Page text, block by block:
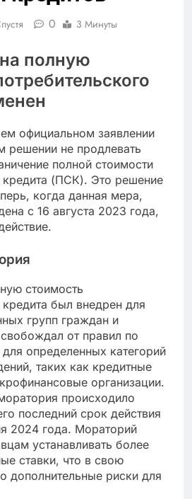
0 3 Минуты
полную
официальном заявлении
не продлевать
полной стоимости
кредита (ПСК). Это решение
когда данная мера,
с 16 августа 2023 года,
стоимость
кредита был внедрен для
групп граждан и
от правил по
определенных категорий
таких как кредитные
организации.
происходило
последний срок действия
2024 года. Мораторий
устанавливать более
ставки, что в свою
дополнительные риски для